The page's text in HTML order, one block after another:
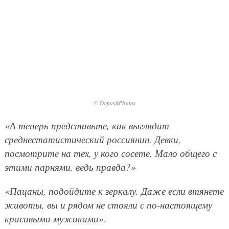
© DepositPhotos
«А теперь представьте, как выглядит
среднестатистический россиянин. Девки,
посмотрите на тех, у кого сосете. Мало общего с
этими парнями, ведь правда?»
«Пацаны, подойдите к зеркалу. Даже если втянете
животы, вы и рядом не стояли с по-настоящему
красивыми мужиками».